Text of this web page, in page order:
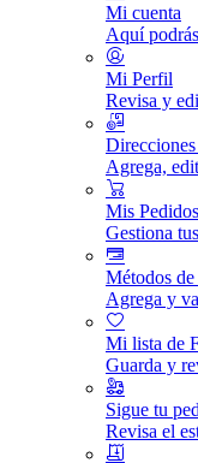
Mi cuenta
Aquí
Mi Perfil
Revisa y
Agrega,
Mis Pedidos
Gestiona
Métodos de
Agrega y
Mi lista de
Guarda y
Sigue tu
Revisa el